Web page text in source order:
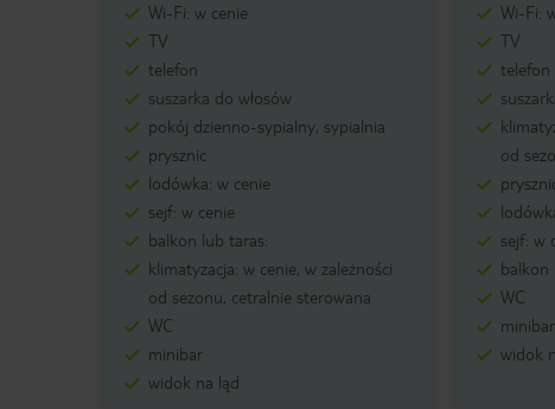
Wi-Fi: w cenie
TV
telefon
suszarka do włosów
pokój dzienno-sypialny, sypialnia
prysznic
lodówka: w cenie
sejf: w cenie
balkon lub taras:
klimatyzacja: w cenie, w zależności
od sezonu, cetralnie sterowana
WC
minibar
widok na ląd
Wi-Fi:
TV
telefon
od
sejf: w
balkon
WC
minibar
widok